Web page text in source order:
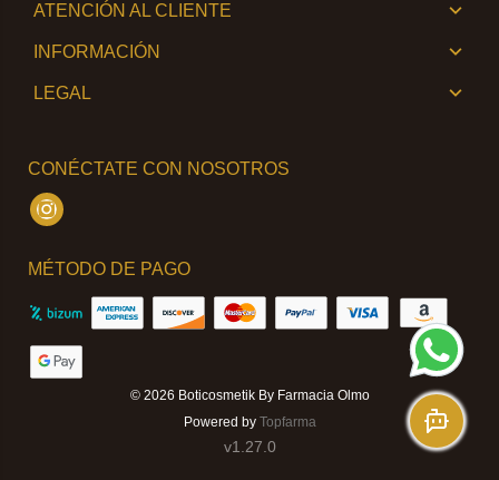
ATENCIÓN AL CLIENTE
INFORMACIÓN
LEGAL
CONÉCTATE CON NOSOTROS
Instagram
MÉTODO DE PAGO
© 2026 Boticosmetik By Farmacia Olmo
Powered by Topfarma
v1.27.0